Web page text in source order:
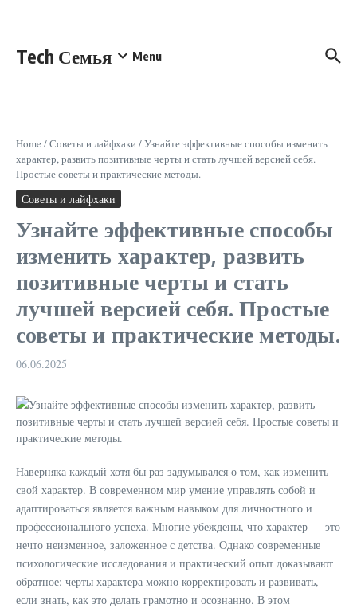
Tech Семья Menu
Home /Советы и лайфхаки/Узнайте эффективные способы изменить
характер, развить позитивные черты и стать лучшей версией себя.
Простые советы и практические методы.
Советы и лайфхаки
Узнайте эффективные способы
изменить характер, развить
позитивные черты и стать
лучшей версией себя. Простые
советы и практические методы.
06.06.2025
Наверняка каждый хотя бы раз задумывался о том, как изменить
свой характер. В современном мир умение управлять собой и
адаптироваться является важным навыком для личностного и
профессионального успеха. Многие убеждены, что характер — это
нечто неизменное, заложенное с детства. Однако современные
психологические исследования и практический опыт доказывают
обратное: черты характера можно корректировать и развивать,
если знать, как это делать грамотно и осознанно. В этом